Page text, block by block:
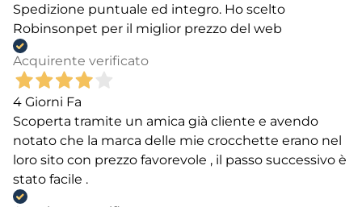
Spedizione puntuale ed integro. Ho scelto
Robinsonpet per il miglior prezzo del web
Acquirente verificato
4 Giorni Fa
Scoperta tramite un amica già cliente e avendo
notato che la marca delle mie crocchette erano nel
loro sito con prezzo favorevole , il passo successivo è
stato facile .